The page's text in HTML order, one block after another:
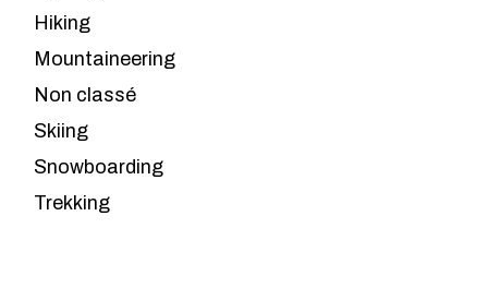
Hiking
Mountaineering
Non classé
Skiing
Snowboarding
Trekking